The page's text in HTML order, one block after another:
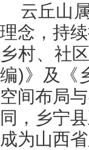
云丘山
理念，持
乡村、社
编)》及《
空间布局
同‌，乡宁
成为山西